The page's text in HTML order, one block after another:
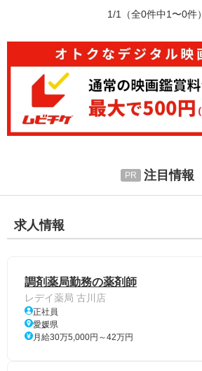
1/1 （全0件中1〜0件）
注目情報
求人情報
調剤薬局勤務の薬剤師
レデイ薬局 古川店
正社員
愛媛県
月給30万5,000円～42万円